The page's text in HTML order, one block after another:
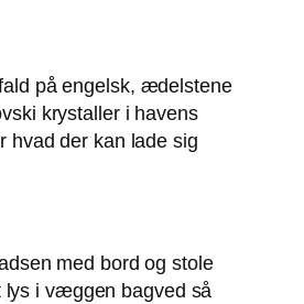
på engelsk, ædelstene
krystaller i havens
hvad der kan lade sig
med bord og stole
lys i væggen bagved så